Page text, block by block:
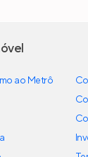
ao Metrô